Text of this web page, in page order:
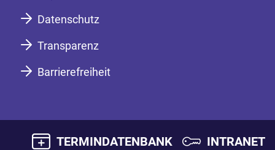
Datenschutz
Transparenz
Barrierefreiheit
TERMINDATENBANK INTRANET